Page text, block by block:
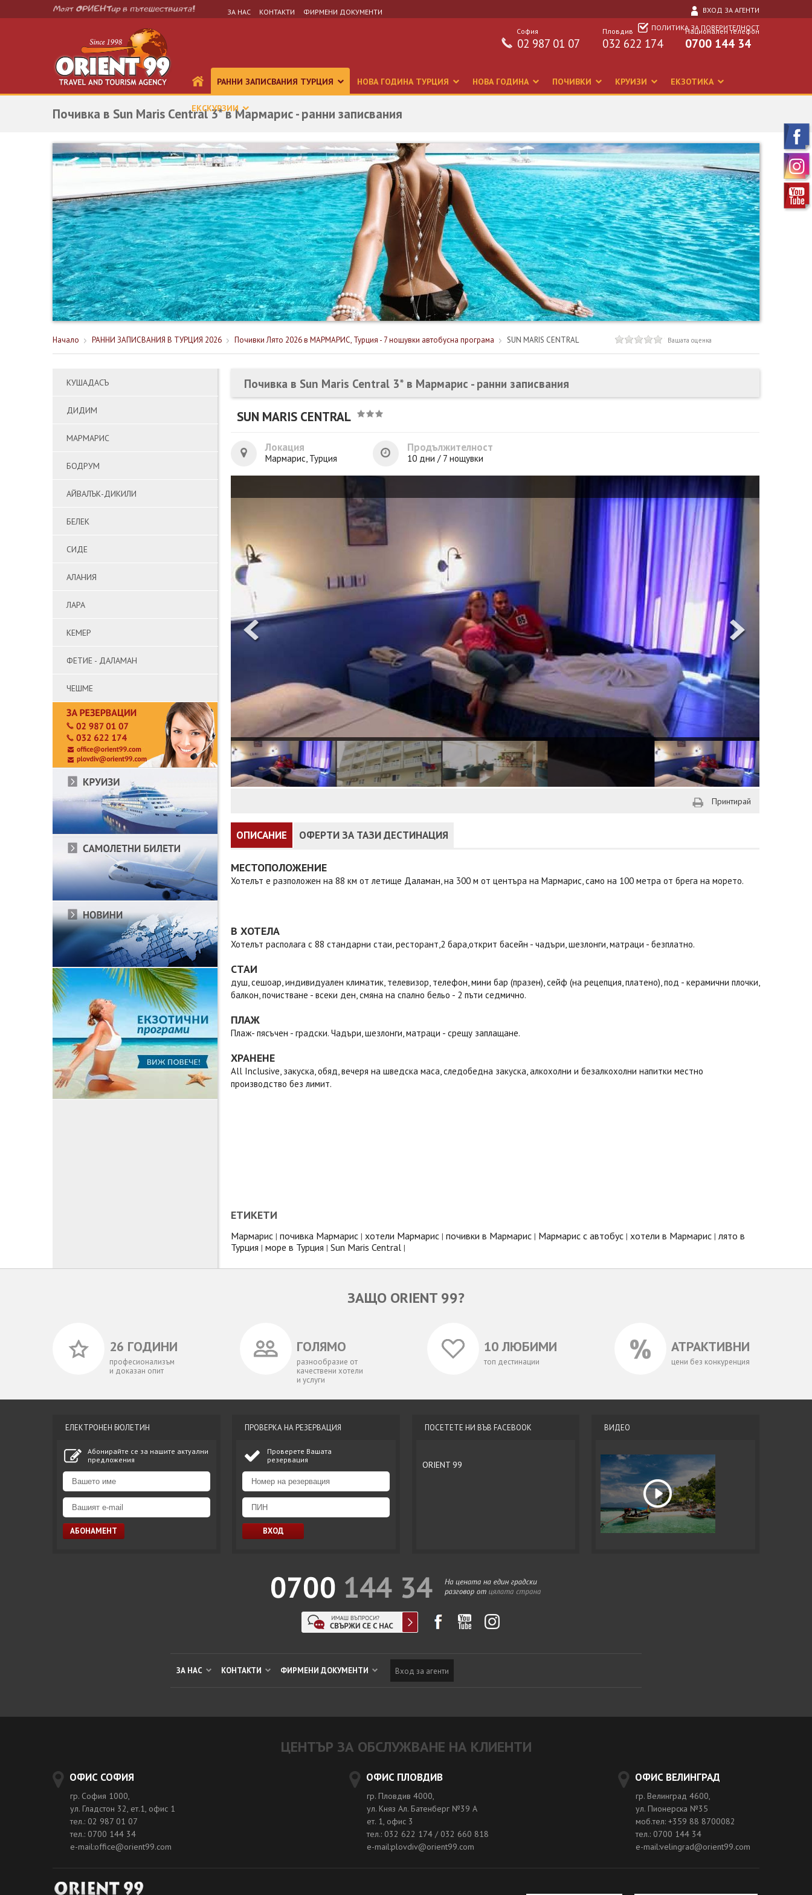
ЗА НАС КОНТАКТИ ФИРМЕНИ ДОКУМЕНТИ
ВХОД ЗА АГЕНТИ
ПОЛИТИКА ЗА ПОВЕРИТЕЛНОСТ
Национален телефон
0700 144 34
Пловдив
032 622 174
София
02 987 01 07
РАННИ ЗАПИСВАНИЯ ТУРЦИЯ НОВА ГОДИНА ТУРЦИЯ НОВА ГОДИНА ПОЧИВКИ КРУИЗИ ЕКЗОТИКА
ЕКСКУРЗИИ
Почивка в Sun Maris Central 3* в Мармарис - ранни записвания
Начало РАННИ ЗАПИСВАНИЯ В ТУРЦИЯ 2026 Почивки Лято 2026 в МАРМАРИС, Турция - 7 нощувки автобусна програма SUN MARIS CENTRAL Вашата оценка
КУШАДАСЪ
ДИДИМ
МАРМАРИС
БОДРУМ
АЙВАЛЪК-ДИКИЛИ
БЕЛЕК
СИДЕ
АЛАНИЯ
ЛАРА
КЕМЕР
ФЕТИЕ - ДАЛАМАН
ЧЕШМЕ
Почивка в Sun Maris Central 3* в Мармарис - ранни записвания
SUN MARIS CENTRAL
Локация
Мармарис, Турция
Продължителност
10 дни / 7 нощувки
Принтирай
ОПИСАНИЕ ОФЕРТИ ЗА ТАЗИ ДЕСТИНАЦИЯ
МЕСТОПОЛОЖЕНИЕ
Хотелът е разположен на 88 км от летище Даламан, на 300 м от центъра на Мармарис, само на 100 метра от брега на морето.
В ХОТЕЛА
Хотелът располага с 88 стандарни стаи, ресторант,2 бара,открит басейн - чадъри, шезлонги, матраци - безплатно.
СТАИ
душ, сешоар, индивидуален климатик, телевизор, телефон, мини бар (празен), сейф (на рецепция, платено), под - керамични плочки,
балкон, почистване - всеки ден, смяна на спално бельо - 2 пъти седмично.
ПЛАЖ
Плаж- пясъчен - градски. Чадъри, шезлонги, матраци - срещу заплащане.
ХРАНЕНЕ
All Inclusive, закуска, обяд, вечеря на шведска маса, следобедна закуска, алкохолни и безалкохолни напитки местно
производство без лимит.
ЕТИКЕТИ
Мармарис | почивка Мармарис | хотели Мармарис | почивки в Мармарис | Мармарис с автобус | хотели в Мармарис | лято в
Турция | море в Турция | Sun Maris Central |
ЗАЩО ORIENT 99?
26 ГОДИНИ
професионализъм
и доказан опит
ГОЛЯМО
разнообразие от
качествени хотели
и услуги
10 ЛЮБИМИ
топ дестинации
АТРАКТИВНИ
цени без конкуренция
ЕЛЕКТРОНЕН БЮЛЕТИН
Абонирайте се за нашите актуални
предложения
ПРОВЕРКА НА РЕЗЕРВАЦИЯ
Проверете Вашата
резервация
ПОСЕТЕТЕ НИ ВЪВ FACEBOOK
ORIENT 99
ВИДЕО
ЗА НАС КОНТАКТИ ФИРМЕНИ ДОКУМЕНТИ Вход за агенти
ЦЕНТЪР ЗА ОБСЛУЖВАНЕ НА КЛИЕНТИ
ОФИС СОФИЯ
гр. София 1000,
ул. Гладстон 32, ет.1, офис 1
тел.: 02 987 01 07
тел.: 0700 144 34
e-mail:office@orient99.com
ОФИС ПЛОВДИВ
гр. Пловдив 4000,
ул. Княз Ал. Батенберг №39 A
ет. 1, офис 3
тел.: 032 622 174 / 032 660 818
e-mail:plovdiv@orient99.com
ОФИС ВЕЛИНГРАД
гр. Велинград 4600,
ул. Пионерска №35
моб.тел: +359 88 8700082
тел.: 0700 144 34
e-mail:velingrad@orient99.com